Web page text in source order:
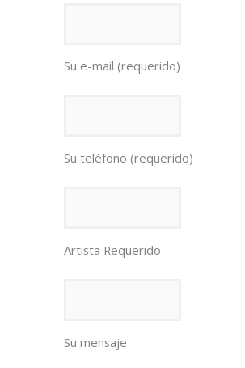
Su e-mail (requerido)
Su teléfono (requerido)
Artista Requerido
Su mensaje